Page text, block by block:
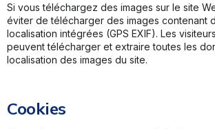
Si vous téléchargez des images sur le site
éviter de télécharger des images contenant
localisation intégrées (GPS EXIF). Les
peuvent télécharger et extraire toutes les
localisation des images du site.
Cookies